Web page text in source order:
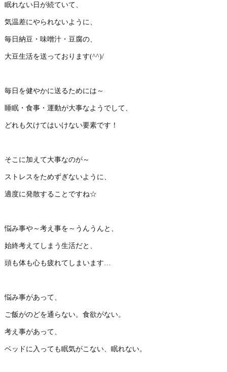
眠れない日が続ていて、
気温差にやられないように、
毎日納豆・味噌汁・豆腐の、
大豆生活を送っております(^^)/
毎日を健やかに送るためには～
睡眠・食事・運動が大事なようでして、
どれも欠けてはいけない要素です！
そこに加えて大事なのが～
ストレスをためずぎないように、
適度に発散することですね☆
悩み事や～考え事を～うんうんと、
始終考えてしまう生活だと、
頭も体も心も疲れてしまいます…
悩み事があって、
ご飯がのどを通らない。食欲がない。
考え事があって、
ベッドに入っても眠気がこない、眠れない。